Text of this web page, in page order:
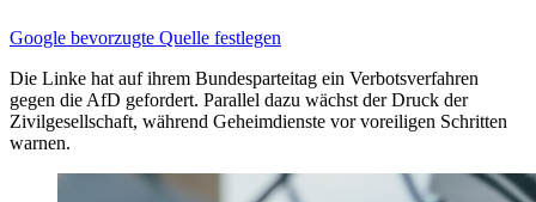
Google bevorzugte Quelle festlegen
Die Linke hat auf ihrem Bundesparteitag ein Verbotsverfahren
gegen die AfD gefordert. Parallel dazu wächst der Druck der
Zivilgesellschaft, während Geheimdienste vor voreiligen Schritten
warnen.